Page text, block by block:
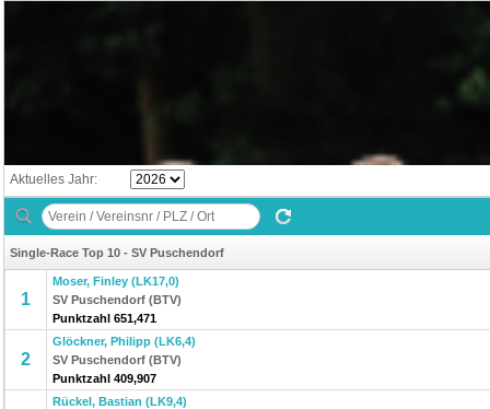
Aktuelles Jahr:
Single-Race Top 10 - SV Puschendorf
1
Moser, Finley (LK17,0)
SV Puschendorf (BTV)
Punktzahl 651,471
2
Glöckner, Philipp (LK6,4)
SV Puschendorf (BTV)
Punktzahl 409,907
Rückel, Bastian (LK9,4)